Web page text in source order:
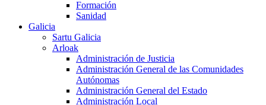
Formación
Sanidad
Galicia
Sartu Galicia
Arloak
Administración de Justicia
Administración General de las Comunidades
Autónomas
Administración General del Estado
Administración Local